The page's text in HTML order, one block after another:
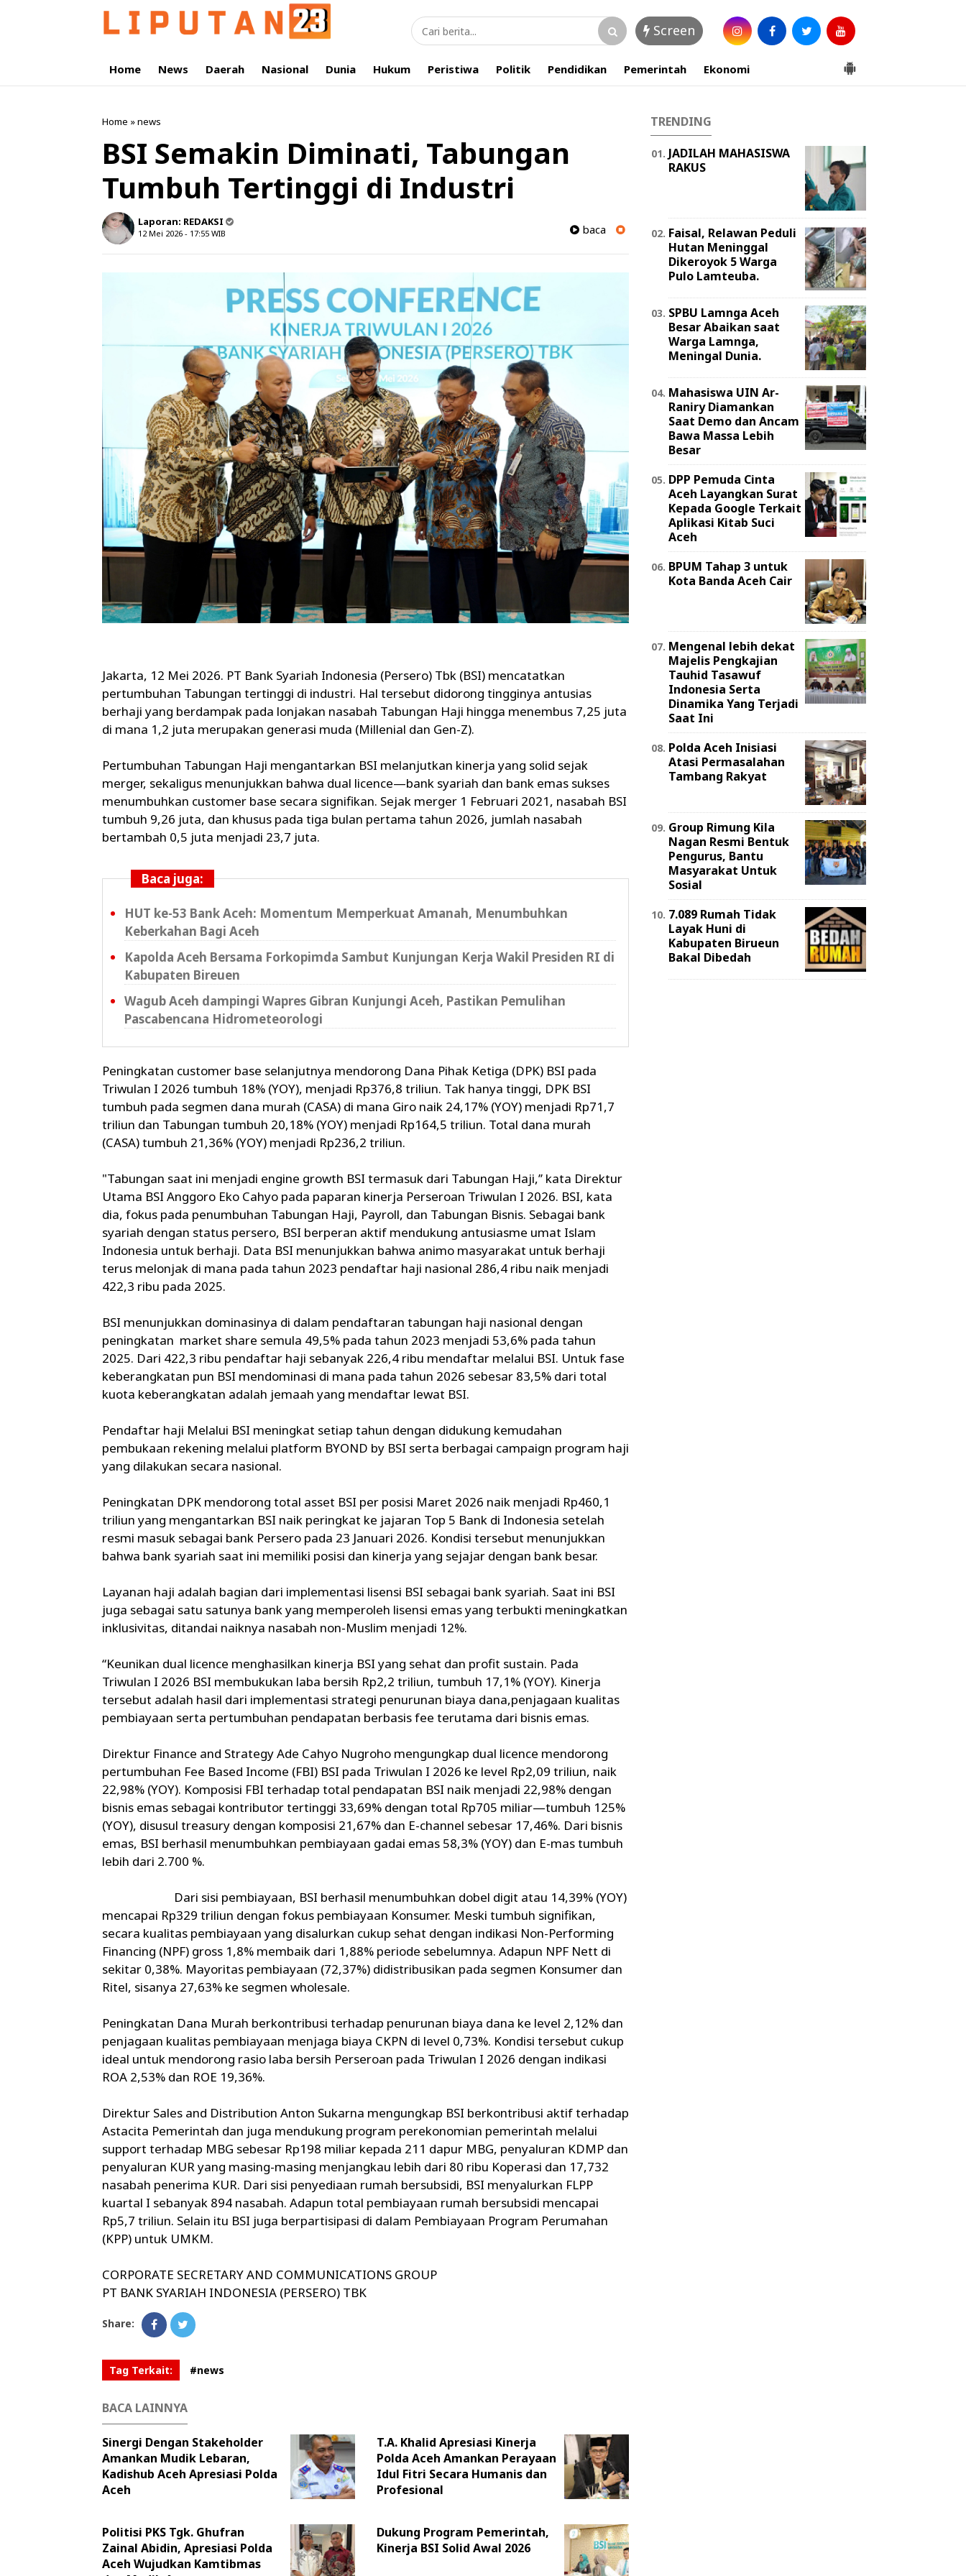
Screen
Home News Daerah Nasional Dunia Hukum Peristiwa Politik Pendidikan Pemerintah Ekonomi
Home »news
BSI Semakin Diminati, Tabungan
Tumbuh Tertinggi di Industri
Laporan: REDAKSI
12 Mei 2026 - 17:55 WIB baca
Jakarta, 12 Mei 2026. PT Bank Syariah Indonesia (Persero) Tbk (BSI) mencatatkan
pertumbuhan Tabungan tertinggi di industri. Hal tersebut didorong tingginya antusias
berhaji yang berdampak pada lonjakan nasabah Tabungan Haji hingga menembus 7,25 juta
di mana 1,2 juta merupakan generasi muda (Millenial dan Gen-Z).
Pertumbuhan Tabungan Haji mengantarkan BSI melanjutkan kinerja yang solid sejak
merger, sekaligus menunjukkan bahwa dual licence—bank syariah dan bank emas sukses
menumbuhkan customer base secara signifikan. Sejak merger 1 Februari 2021, nasabah BSI
tumbuh 9,26 juta, dan khusus pada tiga bulan pertama tahun 2026, jumlah nasabah
bertambah 0,5 juta menjadi 23,7 juta.
Baca juga:
HUT ke-53 Bank Aceh: Momentum Memperkuat Amanah, Menumbuhkan
Keberkahan Bagi Aceh
Kapolda Aceh Bersama Forkopimda Sambut Kunjungan Kerja Wakil Presiden RI di
Kabupaten Bireuen
Wagub Aceh dampingi Wapres Gibran Kunjungi Aceh, Pastikan Pemulihan
Pascabencana Hidrometeorologi
Peningkatan customer base selanjutnya mendorong Dana Pihak Ketiga (DPK) BSI pada
Triwulan I 2026 tumbuh 18% (YOY), menjadi Rp376,8 triliun. Tak hanya tinggi, DPK BSI
tumbuh pada segmen dana murah (CASA) di mana Giro naik 24,17% (YOY) menjadi Rp71,7
triliun dan Tabungan tumbuh 20,18% (YOY) menjadi Rp164,5 triliun. Total dana murah
(CASA) tumbuh 21,36% (YOY) menjadi Rp236,2 triliun.
"Tabungan saat ini menjadi engine growth BSI termasuk dari Tabungan Haji,’’ kata Direktur
Utama BSI Anggoro Eko Cahyo pada paparan kinerja Perseroan Triwulan I 2026. BSI, kata
dia, fokus pada penumbuhan Tabungan Haji, Payroll, dan Tabungan Bisnis. Sebagai bank
syariah dengan status persero, BSI berperan aktif mendukung antusiasme umat Islam
Indonesia untuk berhaji. Data BSI menunjukkan bahwa animo masyarakat untuk berhaji
terus melonjak di mana pada tahun 2023 pendaftar haji nasional 286,4 ribu naik menjadi
422,3 ribu pada 2025.
BSI menunjukkan dominasinya di dalam pendaftaran tabungan haji nasional dengan
peningkatan market share semula 49,5% pada tahun 2023 menjadi 53,6% pada tahun
2025. Dari 422,3 ribu pendaftar haji sebanyak 226,4 ribu mendaftar melalui BSI. Untuk fase
keberangkatan pun BSI mendominasi di mana pada tahun 2026 sebesar 83,5% dari total
kuota keberangkatan adalah jemaah yang mendaftar lewat BSI.
Pendaftar haji Melalui BSI meningkat setiap tahun dengan didukung kemudahan
pembukaan rekening melalui platform BYOND by BSI serta berbagai campaign program haji
yang dilakukan secara nasional.
Peningkatan DPK mendorong total asset BSI per posisi Maret 2026 naik menjadi Rp460,1
triliun yang mengantarkan BSI naik peringkat ke jajaran Top 5 Bank di Indonesia setelah
resmi masuk sebagai bank Persero pada 23 Januari 2026. Kondisi tersebut menunjukkan
bahwa bank syariah saat ini memiliki posisi dan kinerja yang sejajar dengan bank besar.
Layanan haji adalah bagian dari implementasi lisensi BSI sebagai bank syariah. Saat ini BSI
juga sebagai satu satunya bank yang memperoleh lisensi emas yang terbukti meningkatkan
inklusivitas, ditandai naiknya nasabah non-Muslim menjadi 12%.
“Keunikan dual licence menghasilkan kinerja BSI yang sehat dan profit sustain. Pada
Triwulan I 2026 BSI membukukan laba bersih Rp2,2 triliun, tumbuh 17,1% (YOY). Kinerja
tersebut adalah hasil dari implementasi strategi penurunan biaya dana,penjagaan kualitas
pembiayaan serta pertumbuhan pendapatan berbasis fee terutama dari bisnis emas.
Direktur Finance and Strategy Ade Cahyo Nugroho mengungkap dual licence mendorong
pertumbuhan Fee Based Income (FBI) BSI pada Triwulan I 2026 ke level Rp2,09 triliun, naik
22,98% (YOY). Komposisi FBI terhadap total pendapatan BSI naik menjadi 22,98% dengan
bisnis emas sebagai kontributor tertinggi 33,69% dengan total Rp705 miliar—tumbuh 125%
(YOY), disusul treasury dengan komposisi 21,67% dan E-channel sebesar 17,46%. Dari bisnis
emas, BSI berhasil menumbuhkan pembiayaan gadai emas 58,3% (YOY) dan E-mas tumbuh
lebih dari 2.700 %.
Dari sisi pembiayaan, BSI berhasil menumbuhkan dobel digit atau 14,39% (YOY)
mencapai Rp329 triliun dengan fokus pembiayaan Konsumer. Meski tumbuh signifikan,
secara kualitas pembiayaan yang disalurkan cukup sehat dengan indikasi Non-Performing
Financing (NPF) gross 1,8% membaik dari 1,88% periode sebelumnya. Adapun NPF Nett di
sekitar 0,38%. Mayoritas pembiayaan (72,37%) didistribusikan pada segmen Konsumer dan
Ritel, sisanya 27,63% ke segmen wholesale.
Peningkatan Dana Murah berkontribusi terhadap penurunan biaya dana ke level 2,12% dan
penjagaan kualitas pembiayaan menjaga biaya CKPN di level 0,73%. Kondisi tersebut cukup
ideal untuk mendorong rasio laba bersih Perseroan pada Triwulan I 2026 dengan indikasi
ROA 2,53% dan ROE 19,36%.
Direktur Sales and Distribution Anton Sukarna mengungkap BSI berkontribusi aktif terhadap
Astacita Pemerintah dan juga mendukung program perekonomian pemerintah melalui
support terhadap MBG sebesar Rp198 miliar kepada 211 dapur MBG, penyaluran KDMP dan
penyaluran KUR yang masing-masing menjangkau lebih dari 80 ribu Koperasi dan 17,732
nasabah penerima KUR. Dari sisi penyediaan rumah bersubsidi, BSI menyalurkan FLPP
kuartal I sebanyak 894 nasabah. Adapun total pembiayaan rumah bersubsidi mencapai
Rp5,7 triliun. Selain itu BSI juga berpartisipasi di dalam Pembiayaan Program Perumahan
(KPP) untuk UMKM.
CORPORATE SECRETARY AND COMMUNICATIONS GROUP
PT BANK SYARIAH INDONESIA (PERSERO) TBK
Share:
Tag Terkait: #news
BACA LAINNYA
Sinergi Dengan Stakeholder
Amankan Mudik Lebaran,
Kadishub Aceh Apresiasi Polda
Aceh
T.A. Khalid Apresiasi Kinerja
Polda Aceh Amankan Perayaan
Idul Fitri Secara Humanis dan
Profesional
Politisi PKS Tgk. Ghufran
Zainal Abidin, Apresiasi Polda
Aceh Wujudkan Kamtibmas
Dukung Program Pemerintah,
Kinerja BSI Solid Awal 2026
TRENDING
JADILAH MAHASISWA
RAKUS
Faisal, Relawan Peduli
Hutan Meninggal
Dikeroyok 5 Warga
Pulo Lamteuba.
SPBU Lamnga Aceh
Besar Abaikan saat
Warga Lamnga,
Meningal Dunia.
Mahasiswa UIN Ar-
Raniry Diamankan
Saat Demo dan Ancam
Bawa Massa Lebih
Besar
DPP Pemuda Cinta
Aceh Layangkan Surat
Kepada Google Terkait
Aplikasi Kitab Suci
Aceh
BPUM Tahap 3 untuk
Kota Banda Aceh Cair
Mengenal lebih dekat
Majelis Pengkajian
Tauhid Tasawuf
Indonesia Serta
Dinamika Yang Terjadi
Saat Ini
Polda Aceh Inisiasi
Atasi Permasalahan
Tambang Rakyat
Group Rimung Kila
Nagan Resmi Bentuk
Pengurus, Bantu
Masyarakat Untuk
Sosial
7.089 Rumah Tidak
Layak Huni di
Kabupaten Birueun
Bakal Dibedah